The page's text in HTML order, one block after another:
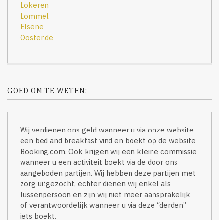
Lokeren
Lommel
Elsene
Oostende
GOED OM TE WETEN:
Wij verdienen ons geld wanneer u via onze website
een bed and breakfast vind en boekt op de website
Booking.com. Ook krijgen wij een kleine commissie
wanneer u een activiteit boekt via de door ons
aangeboden partijen. Wij hebben deze partijen met
zorg uitgezocht, echter dienen wij enkel als
tussenpersoon en zijn wij niet meer aansprakelijk
of verantwoordelijk wanneer u via deze “derden”
iets boekt.